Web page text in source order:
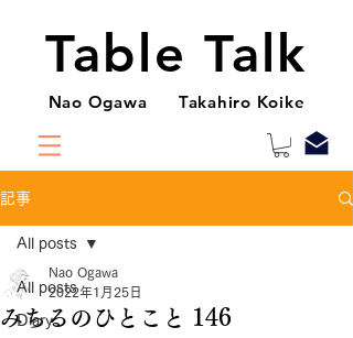
Table Talk
Nao Ogawa Takahiro Koike
記事
All posts
Diary
All posts
みちるのひとこと 146
Nao Ogawa
2022年1月25日